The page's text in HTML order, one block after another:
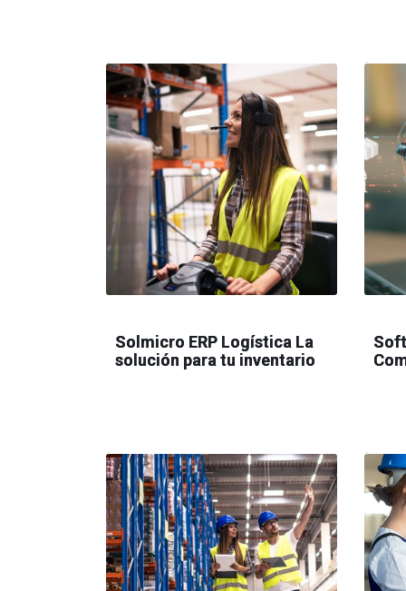
Solmicro ERP Logística La
solución para tu inventario